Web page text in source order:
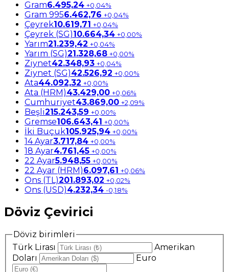
Gram6.495,24 +0,04%
Gram 9956.462,76 +0,04%
Çeyrek10.619,71 +0,04%
Çeyrek (SG)10.664,34 +0,00%
Yarım21.239,42 +0,04%
Yarım (SG)21.328,68 +0,00%
Ziynet42.348,93 +0,04%
Ziynet (SG)42.526,92 +0,00%
Ata44.092,32 +0,00%
Ata (HRM)43.429,00 +0,06%
Cumhuriyet43.869,00 +2,09%
Beşli215.243,59 +0,00%
Gremse106.643,41 +0,00%
İki Buçuk105.925,94 +0,00%
14 Ayar3.717,84 +0,00%
18 Ayar4.761,45 +0,00%
22 Ayar5.948,55 +0,00%
22 Ayar (HRM)6.097,61 +0,06%
Ons (TL)201.893,02 +0,02%
Ons (USD)4.232,34 -0,18%
Döviz Çevirici
Döviz birimleri
Türk Lirası
Amerikan
Doları
Euro